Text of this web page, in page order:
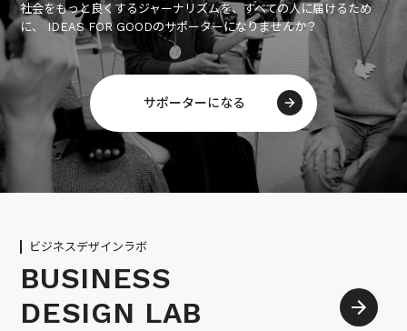
社会をもっと良くするジャーナリズムを、すべての人に届けるため
に、 IDEAS FOR GOODのサポーターになりませんか？
サポーターになる
ビジネスデザインラボ
BUSINESS
DESIGN LAB